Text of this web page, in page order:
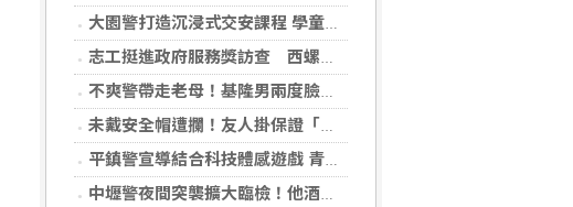
大園警打造沉浸式交安課程 學童體驗VR情境深化用路觀念
志工挺進政府服務獎訪查 西螺衛生所展現最暖戰力
不爽警帶走老母！基隆男兩度臉書狂嗆「殺警察」 遭判8月
未戴安全帽遭攔！友人掛保證「他沒喝」桃園騎士一吹秒破功
平鎮警宣導結合科技體感遊戲 青少年「跳格子」學防詐反毒
中壢警夜間突襲擴大臨檢！他酒駕遭攔再揪出無照 下場慘了